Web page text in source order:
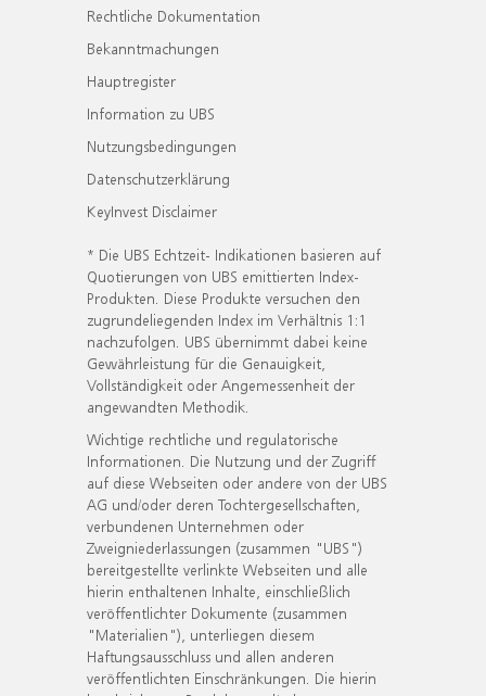
Rechtliche Dokumentation
Bekanntmachungen
Hauptregister
Information zu UBS
Nutzungsbedingungen
Datenschutzerklärung
KeyInvest Disclaimer
* Die UBS Echtzeit- Indikationen basieren auf
Quotierungen von UBS emittierten Index-
Produkten. Diese Produkte versuchen den
zugrundeliegenden Index im Verhältnis 1:1
nachzufolgen. UBS übernimmt dabei keine
Gewährleistung für die Genauigkeit,
Vollständigkeit oder Angemessenheit der
angewandten Methodik.
Wichtige rechtliche und regulatorische
Informationen. Die Nutzung und der Zugriff
auf diese Webseiten oder andere von der UBS
AG und/oder deren Tochtergesellschaften,
verbundenen Unternehmen oder
Zweigniederlassungen (zusammen "UBS")
bereitgestellte verlinkte Webseiten und alle
hierin enthaltenen Inhalte, einschließlich
veröffentlichter Dokumente (zusammen
"Materialien"), unterliegen diesem
Haftungsausschluss und allen anderen
veröffentlichten Einschränkungen. Die hierin